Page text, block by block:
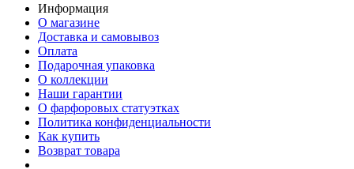
Информация
О магазине
Доставка и самовывоз
Оплата
Подарочная упаковка
О коллекции
Наши гарантии
О фарфоровых статуэтках
Политика конфиденциальности
Как купить
Возврат товара